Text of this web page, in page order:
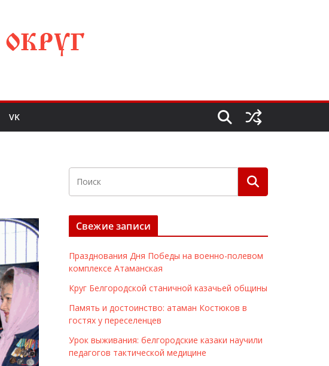
VK
Свежие записи
Празднования Дня Победы на военно-полевом
комплексе Атаманская
Круг Белгородской станичной казачьей общины
Память и достоинство: атаман Костюков в
гостях у переселенцев
Урок выживания: белгородские казаки научили
педагогов тактической медицине